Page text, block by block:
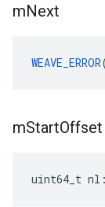
mNext
WEAVE_ERROR
mStartOffset
uint64_t